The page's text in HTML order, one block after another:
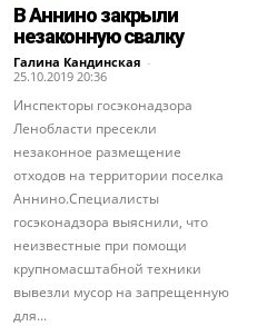
В Аннино закрыли
незаконную свалку
Галина Кандинская -
25.10.2019 20:36
Инспекторы госэконадзора
Ленобласти пресекли
незаконное размещение
отходов на территории поселка
Аннино.Специалисты
госэконадзора выяснили, что
неизвестные при помощи
крупномасштабной техники
вывезли мусор на запрещенную
для...